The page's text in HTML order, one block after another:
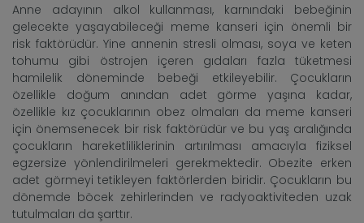
Anne adayının alkol kullanması, karnındaki bebeğinin
gelecekte yaşayabileceği meme kanseri için önemli bir
risk faktörüdür. Yine annenin stresli olması, soya ve keten
tohumu gibi östrojen içeren gıdaları fazla tüketmesi
hamilelik döneminde bebeği etkileyebilir. Çocukların
özellikle doğum anından adet görme yaşına kadar,
özellikle kız çocuklarının obez olmaları da meme kanseri
için önemsenecek bir risk faktörüdür ve bu yaş aralığında
çocukların hareketliliklerinin artırılması amacıyla fiziksel
egzersize yönlendirilmeleri gerekmektedir. Obezite erken
adet görmeyi tetikleyen faktörlerden biridir. Çocukların bu
dönemde böcek zehirlerinden ve radyoaktiviteden uzak
tutulmaları da şarttır.